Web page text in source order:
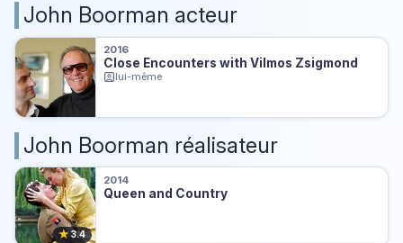
John Boorman acteur
2016
Close Encounters with Vilmos Zsigmond
lui-même
John Boorman réalisateur
★3.4
2014
Queen and Country